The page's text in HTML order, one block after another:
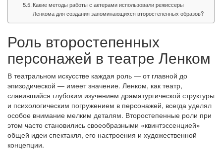
Какие методы работы с актерами использовали режиссеры
Ленкома для создания запоминающихся второстепенных образов?
Роль второстепенных
персонажей в театре Ленком
В театральном искусстве каждая роль — от главной до
эпизодической — имеет значение. Ленком, как театр,
славившийся глубоким изучением драматургической структуры
и психологическим погружением в персонажей, всегда уделял
особое внимание мелким деталям. Второстепенные роли при
этом часто становились своеобразными «квинтэссенцией»
общей идеи спектакля, его настроения и художественной
концепции.